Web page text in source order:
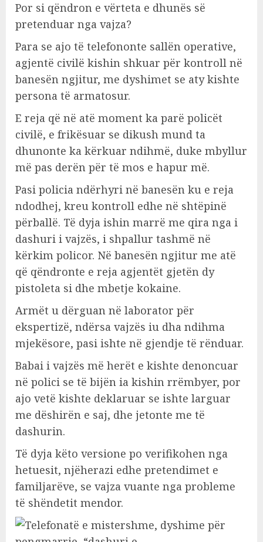
Por si qëndron e vërteta e dhunës së
pretenduar nga vajza?
Para se ajo të telefononte sallën operative,
agjentë civilë kishin shkuar për kontroll në
banesën ngjitur, me dyshimet se aty kishte
persona të armatosur.
E reja që në atë moment ka parë policët
civilë, e frikësuar se dikush mund ta
dhunonte ka kërkuar ndihmë, duke mbyllur
më pas derën për të mos e hapur më.
Pasi policia ndërhyri në banesën ku e reja
ndodhej, kreu kontroll edhe në shtëpinë
përballë. Të dyja ishin marrë me qira nga i
dashuri i vajzës, i shpallur tashmë në
kërkim policor. Në banesën ngjitur me atë
që qëndronte e reja agjentët gjetën dy
pistoleta si dhe mbetje kokaine.
Armët u dërguan në laborator për
ekspertizë, ndërsa vajzës iu dha ndihma
mjekësore, pasi ishte në gjendje të rënduar.
Babai i vajzës më herët e kishte denoncuar
në polici se të bijën ia kishin rrëmbyer, por
ajo vetë kishte deklaruar se ishte larguar
me dëshirën e saj, dhe jetonte me të
dashurin.
Të dyja këto versione po verifikohen nga
hetuesit, njëherazi edhe pretendimet e
familjarëve, se vajza vuante nga probleme
të shëndetit mendor.